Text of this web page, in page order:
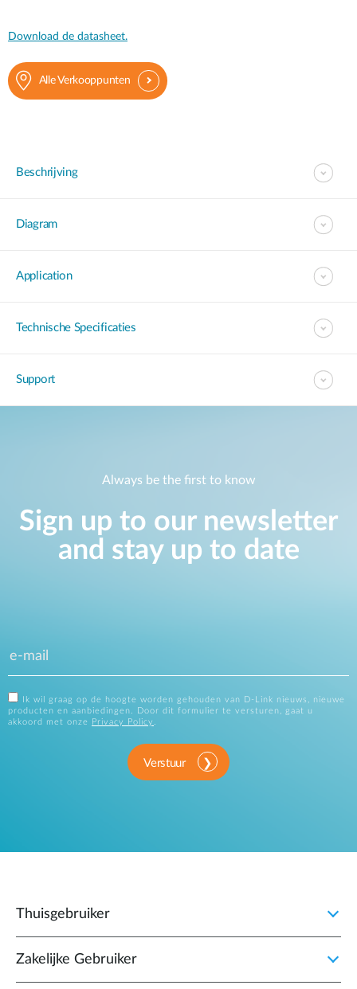
Download de datasheet.
Alle Verkooppunten
Beschrijving
Diagram
Application
Technische Specificaties
Support
Always be the first to know
Sign up to our newsletter
and stay up to date
Ik wil graag op de hoogte worden gehouden van D-Link nieuws, nieuwe
producten en aanbiedingen. Door dit formulier te versturen, gaat u
akkoord met onze
Privacy Policy .
Verstuur
Thuisgebruiker
Zakelijke Gebruiker